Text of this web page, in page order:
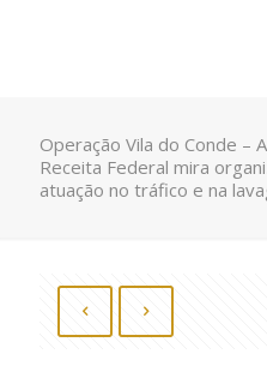
Operação Vila do Conde –
Receita Federal mira
atuação no tráfico e na